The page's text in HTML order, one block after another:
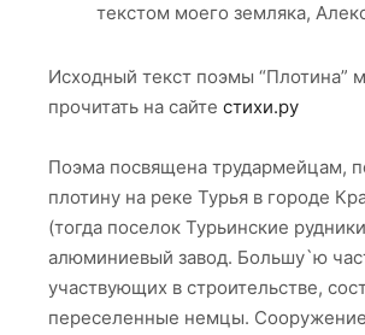
07
07
Плотина
08
ПЛОТИНА
08
текстом моего земляка,
Исходный текст поэмы “Плотина”
прочитать на сайте стихи.ру
Поэма посвящена трудармейцам,
плотину на реке Турья в городе
(тогда поселок Турьинские
алюминиевый завод. Большу`ю
участвующих в строительстве,
переселенные немцы.